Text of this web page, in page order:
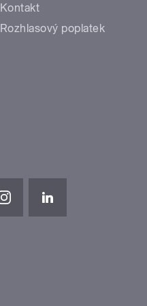
Kontakt
Rozhlasový poplatek